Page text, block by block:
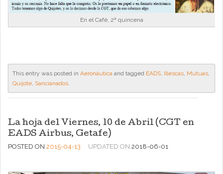
En el Café, 2ª quincena
This entry was posted in Aeronáutica and tagged EADS, Illescas, Mutuas,
Quijote, Sancianados.
La hoja del Viernes, 10 de Abril (CGT en
EADS Airbus, Getafe)
POSTED ON 2015-04-13 UPDATED ON 2018-06-01